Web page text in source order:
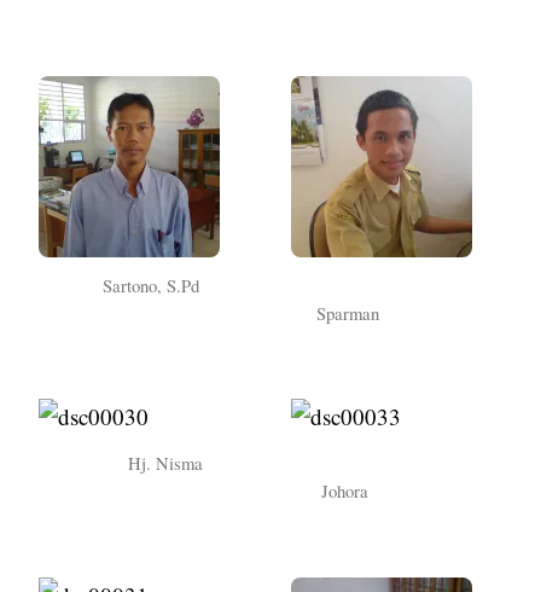
Sartono, S.Pd
Sparman
Hj. Nisma
Johora